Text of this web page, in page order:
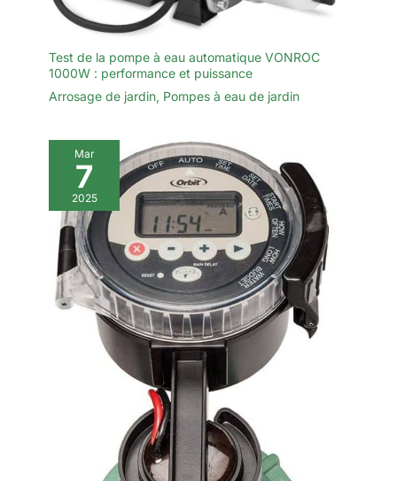
Test de la pompe à eau automatique VONROC
1000W : performance et puissance
Arrosage de jardin, Pompes à eau de jardin
Mar
7
2025